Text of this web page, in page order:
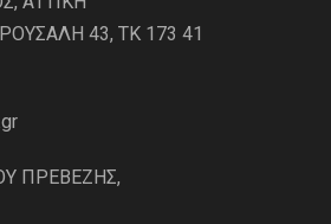
43, ΤΚ 173 41
ΠΡΕΒΕΖΗΣ,